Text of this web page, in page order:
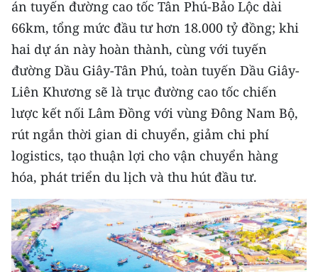
án tuyến đường cao tốc Tân Phú-Bảo Lộc dài
66km, tổng mức đầu tư hơn 18.000 tỷ đồng; khi
hai dự án này hoàn thành, cùng với tuyến
đường Dầu Giây-Tân Phú, toàn tuyến Dầu Giây-
Liên Khương sẽ là trục đường cao tốc chiến
lược kết nối Lâm Đồng với vùng Đông Nam Bộ,
rút ngắn thời gian di chuyển, giảm chi phí
logistics, tạo thuận lợi cho vận chuyển hàng
hóa, phát triển du lịch và thu hút đầu tư.